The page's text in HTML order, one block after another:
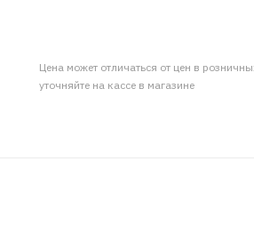
Цена может отличаться от цен в
уточняйте на кассе в магазине